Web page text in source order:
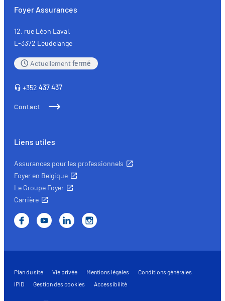
Foyer Assurances
12, rue Léon Laval,
L-3372 Leudelange
Actuellementfermé
+352 437 437
Contact
Liens utiles
Assurances pour les professionnels
Foyer en Belgique
Le Groupe Foyer
Carrière
Plan du site Vie privée Mentions légales
Conditions générales
IPID
Gestion des cookies Accessibilité